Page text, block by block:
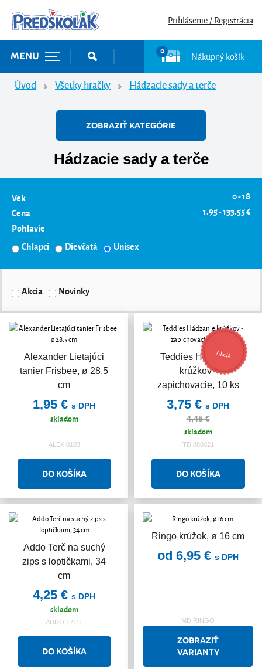
Prihlásenie / Registrácia
MENU 0 Nákupný košík
Úvod Všetky hračky Hádzacie sady a terče
ZOBRAZIŤ KATEGÓRIE
Hádzacie sady a terče
Vek
0 - 18
Cena
1.95 - 133.55 €
Pohlavie
Chlapci
Dievčatá Unisex
Akcia Novinky
Alexander Lietajúci
tanier Frisbee, ø 28.5
cm
1,95 € s DPH
skladom
ALEX.0103
Teddies Hádzanie
krúžkov -
zapichovacie, 10 ks
Akcia
3,75 € s DPH
4,45 €
skladom
TD.880021
Addo Terč na suchý
zips s loptičkami, 34
cm
4,25 € s DPH
skladom
ADDO.17111
Ringo krúžok, ø 16 cm
od 6,95 € s DPH
MD.RINGO
ZOBRAZIŤ
VARIANTY